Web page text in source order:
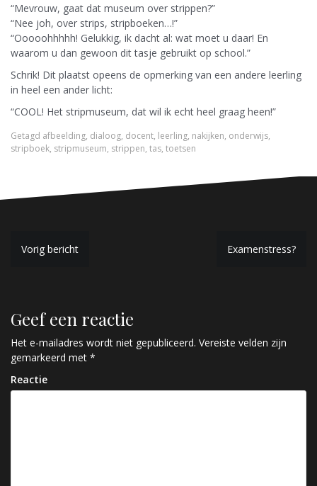
“Mevrouw, gaat dat museum over strippen?”
“Nee joh, over strips, stripboeken…!”
“Ooooohhhhh! Gelukkig, ik dacht al: wat moet u daar! En
waarom u dan gewoon dit tasje gebruikt op school.”
Schrik! Dit plaatst opeens de opmerking van een andere leerling
in heel een ander licht:
“COOL! Het stripmuseum, dat wil ik echt heel graag heen!”
Getagd afbeelding, dialoog, docent, leerling, nakijken, onderwijs,
stripboek, stripmuseum, strippen, tas, toetsen
B
i
c
h
t
Vorig bericht Examenstress?
Geef een reactie
Het e-mailadres wordt niet gepubliceerd. Vereiste velden zijn
gemarkeerd met *
Reactie